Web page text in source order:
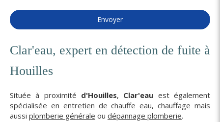
Envoyer
Clar'eau, expert en détection de fuite à
Houilles
Située à proximité d'Houilles, Clar'eau est également
spécialisée en entretien de chauffe eau,chauffage mais
aussi plomberie générale ou dépannage plomberie.